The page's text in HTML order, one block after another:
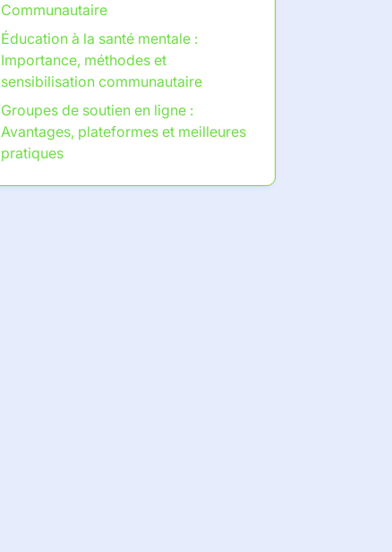
Communautaire
Éducation à la santé mentale :
Importance, méthodes et
sensibilisation communautaire
Groupes de soutien en ligne :
Avantages, plateformes et meilleures
pratiques